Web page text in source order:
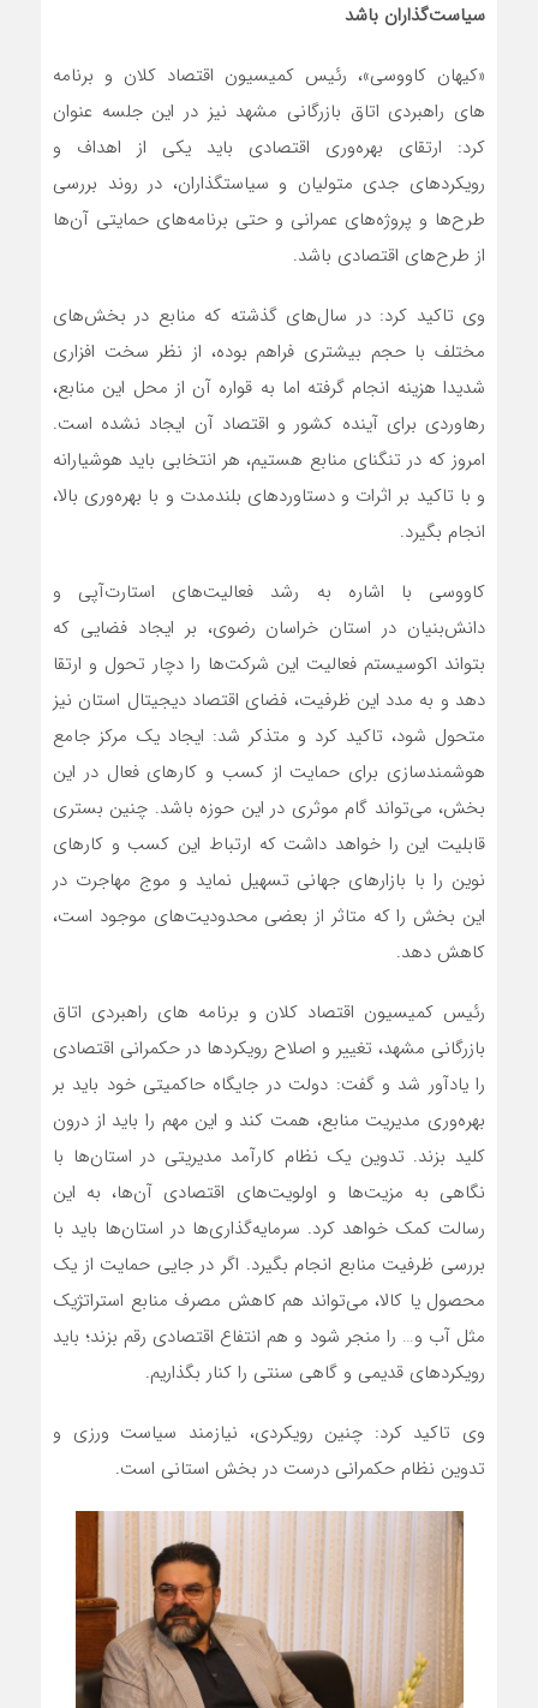
سیاست‌گذاران باشد
«کیهان کاووسی»، رئیس کمیسیون اقتصاد کلان و برنامه
های راهبردی اتاق بازرگانی مشهد نیز در این جلسه عنوان
کرد: ارتقای بهره‌وری اقتصادی باید یکی از اهداف و
رویکردهای جدی متولیان و سیاستگذاران، در روند بررسی
طرح‌ها و پروژه‌های عمرانی و حتی برنامه‌های حمایتی آن‌ها
از طرح‌های اقتصادی باشد.
وی تاکید کرد: در سال‌های گذشته که منابع در بخش‌های
مختلف با حجم بیشتری فراهم بوده، از نظر سخت افزاری
شدیدا هزینه‌ انجام گرفته اما به قواره آن از محل این منابع،
رهاوردی برای آینده کشور و اقتصاد آن ایجاد نشده است.
امروز که در تنگنای منابع هستیم، هر انتخابی باید هوشیارانه
و با تاکید بر اثرات و دستاوردهای بلندمدت و با بهره‌وری بالا،
انجام بگیرد.
کاووسی با اشاره به رشد فعالیت‌های استارت‌آپی و
دانش‌بنیان در استان خراسان رضوی، بر ایجاد فضایی که
بتواند اکوسیستم فعالیت این شرکت‌ها را دچار تحول و ارتقا
دهد و به مدد این ظرفیت، فضای اقتصاد دیجیتال استان نیز
متحول شود، تاکید کرد و متذکر شد: ایجاد یک مرکز جامع
هوشمندسازی برای حمایت از کسب و کارهای فعال در این
بخش، می‌تواند گام موثری در این حوزه باشد. چنین بستری
قابلیت این را خواهد داشت که ارتباط این کسب و کارهای
نوین را با بازارهای جهانی تسهیل نماید و موج مهاجرت در
این بخش را که متاثر از بعضی محدودیت‌های موجود است،
کاهش دهد.
رئیس کمیسیون اقتصاد کلان و برنامه های راهبردی اتاق
بازرگانی مشهد، تغییر و اصلاح رویکردها در حکمرانی اقتصادی
را یادآور شد و گفت: دولت در جایگاه حاکمیتی خود باید بر
بهره‌وری مدیریت منابع، همت کند و این مهم را باید از درون
کلید بزند. تدوین یک نظام کارآمد مدیریتی در استان‌ها با
نگاهی به مزیت‌ها و اولویت‌های اقتصادی آن‌ها، به این
رسالت کمک خواهد کرد. سرمایه‌گذاری‌ها در استان‌ها باید با
بررسی ظرفیت منابع انجام بگیرد. اگر در جایی حمایت از یک
محصول یا کالا، می‌تواند هم کاهش مصرف منابع استراتژیک
مثل آب و… را منجر شود و هم انتفاع اقتصادی رقم بزند؛ باید
رویکردهای قدیمی و گاهی سنتی را کنار بگذاریم.
وی تاکید کرد: چنین رویکردی، نیازمند سیاست ورزی و
تدوین نظام حکمرانی درست در بخش استانی است.